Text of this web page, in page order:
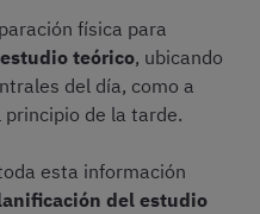
física para
teórico, ubicando
del día, como a
de la tarde.
esta información
del estudio